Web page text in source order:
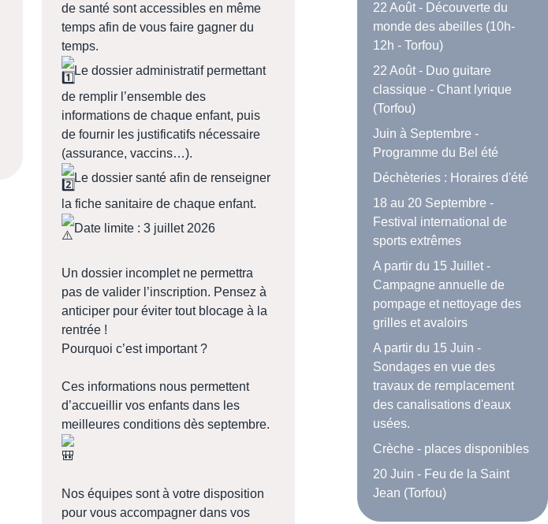
de santé sont accessibles en même
temps afin de vous faire gagner du
temps.
Le dossier administratif permettant
de remplir l’ensemble des
informations de chaque enfant, puis
de fournir les justificatifs nécessaire
(assurance, vaccins…).
Le dossier santé afin de renseigner
la fiche sanitaire de chaque enfant.
Date limite : 3 juillet 2026
Un dossier incomplet ne permettra
pas de valider l’inscription. Pensez à
anticiper pour éviter tout blocage à la
rentrée !
Pourquoi c’est important ?
Ces informations nous permettent
d’accueillir vos enfants dans les
meilleures conditions dès septembre.
Nos équipes sont à votre disposition
pour vous accompagner dans vos
22 Août - Découverte du
monde des abeilles (10h-
12h - Torfou)
22 Août - Duo guitare
classique - Chant lyrique
(Torfou)
Juin à Septembre -
Programme du Bel été
Déchèteries : Horaires d'été
18 au 20 Septembre -
Festival international de
sports extrêmes
A partir du 15 Juillet -
Campagne annuelle de
pompage et nettoyage des
grilles et avaloirs
A partir du 15 Juin -
Sondages en vue des
travaux de remplacement
des canalisations d'eaux
usées.
Crèche - places disponibles
20 Juin - Feu de la Saint
Jean (Torfou)